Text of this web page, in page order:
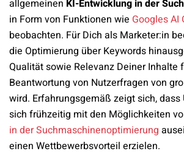
allgemeinen KI-Entwicklung in der
in Form von Funktionen wie Googles AI
beobachten. Für Dich als Marketer:in
die Optimierung über Keywords
Qualität sowie Relevanz Deiner Inhalte
Beantwortung von Nutzerfragen von
wird. Erfahrungsgemäß zeigt sich, dass
sich frühzeitig mit den Möglichkeiten
in der Suchmaschinenoptimierung
einen Wettbewerbsvorteil erzielen.